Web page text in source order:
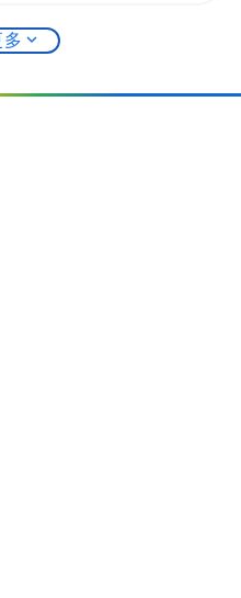
expand_more